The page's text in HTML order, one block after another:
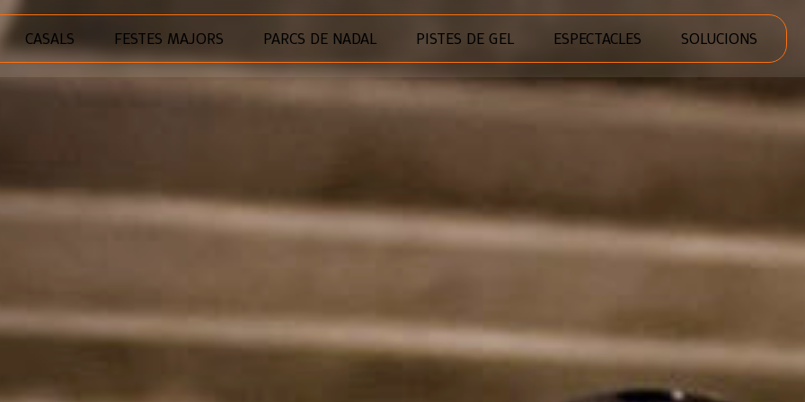
CASALS FESTES MAJORS PARCS DE NADAL PISTES DE GEL ESPECTACLES SOLUCIONS